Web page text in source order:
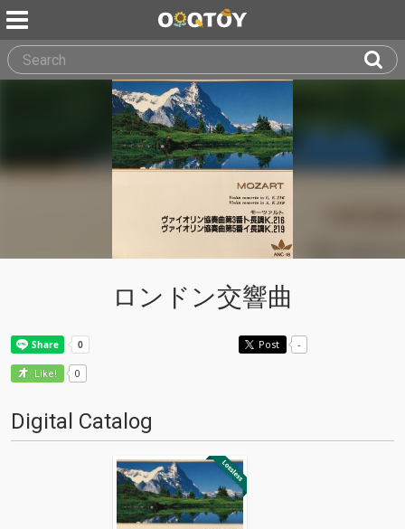
ロンドン交響曲
Post -
Like! 0
Digital Catalog